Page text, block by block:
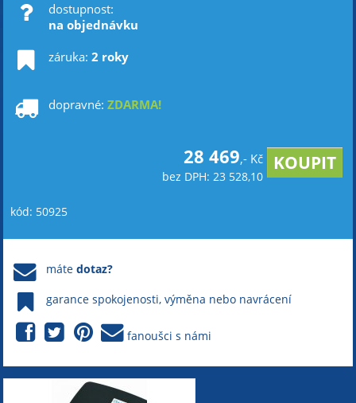
dostupnost:
na objednávku
záruka: 2 roky
dopravné: ZDARMA!
28 469,- Kč
bez DPH: 23 528,10
kód: 50925
mátedotaz?
garance spokojenosti, výměna nebo navrácení
fanoušci s námi